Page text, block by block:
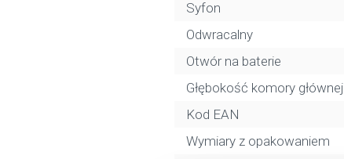
Syfon
Odwracalny
Otwór na baterie
Głębokość komory głównej
Kod EAN
Wymiary z opakowaniem